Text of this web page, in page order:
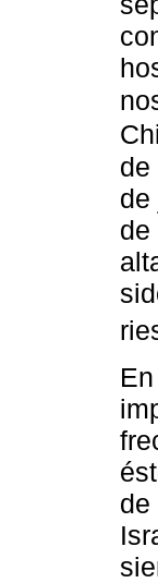
de
de
de
de